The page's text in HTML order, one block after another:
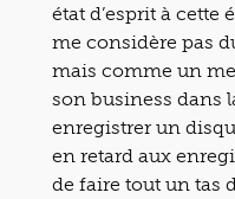
état d’esprit à cette
me considère pas
mais comme un
son business dans
enregistrer un
en retard aux
de faire tout un tas